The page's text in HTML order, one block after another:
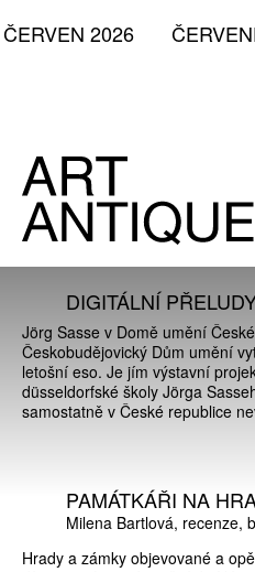
ČERVEN 2026
DIGITÁLNÍ
Jörg Sasse v Domě umění
Českobudějovický Dům umění
letošní eso. Je jím výstavní
düsseldorfské školy Jörga
samostatně v České republice
PAMÁTKÁŘI NA
Milena Bartlová recenze
Hrady a zámky objevované a